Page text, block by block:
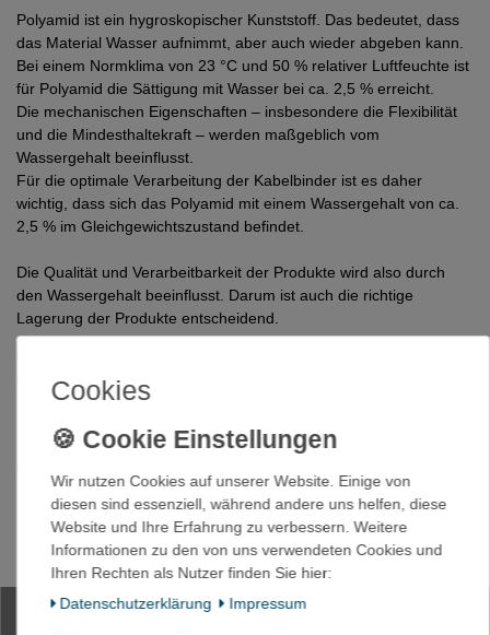
Polyamid ist ein hygroskopischer Kunststoff. Das bedeutet, dass
das Material Wasser aufnimmt, aber auch wieder abgeben kann.
Bei einem Normklima von 23 °C und 50 % relativer Luftfeuchte ist
für Polyamid die Sättigung mit Wasser bei ca. 2,5 % erreicht.
Die mechanischen Eigenschaften – insbesondere die Flexibilität
und die Mindesthaltekraft – werden maßgeblich vom
Wassergehalt beeinflusst.
Für die optimale Verarbeitung der Kabelbinder ist es daher
wichtig, dass sich das Polyamid mit einem Wassergehalt von ca.
2,5 % im Gleichgewichtszustand befindet.
Die Qualität und Verarbeitbarkeit der Produkte wird also durch
den Wassergehalt beeinflusst. Darum ist auch die richtige
Lagerung der Produkte entscheidend.
Für den privaten Bereich können spröde Kabelbinder durch die
Lagerung in Wasser für ca. 30–60 Minuten wieder nahezu ihre
ursprüngliche Flexibilität erreichen.
100 x Kabelbinder lösbar
7,6x350mm natur oder schwarz extra
stark!!
Cookies
Wir nutzen Cookies auf unserer Website. Einige von
diesen sind essenziell, während andere uns helfen, diese
Website und Ihre Erfahrung zu verbessern. Weitere
Informationen zu den von uns verwendeten Cookies und
Ihren Rechten als Nutzer finden Sie hier:
Daten­schutz­erklärung
Impressum